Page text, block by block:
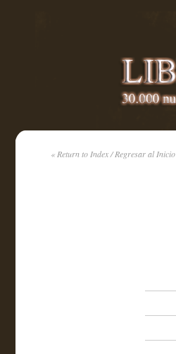
« Return to Index / Regresar al Inicio